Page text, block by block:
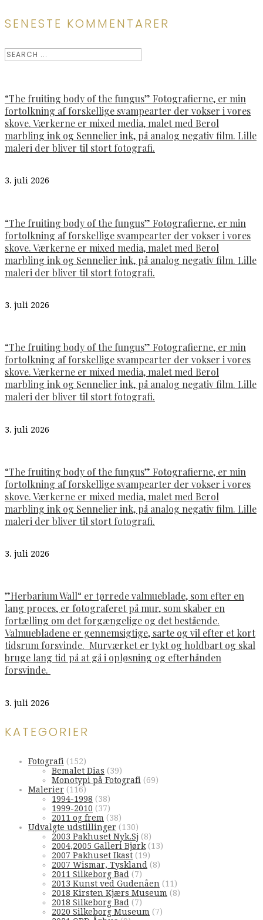
SENESTE KOMMENTARER
“The fruiting body of the fungus” Fotografierne, er min
fortolkning af forskellige svampearter der vokser i vores
skove. Værkerne er mixed media, malet med Berol
marbling ink og Sennelier ink, på analog negativ film. Lille
maleri der bliver til stort fotografi.
3. juli 2026
“The fruiting body of the fungus” Fotografierne, er min
fortolkning af forskellige svampearter der vokser i vores
skove. Værkerne er mixed media, malet med Berol
marbling ink og Sennelier ink, på analog negativ film. Lille
maleri der bliver til stort fotografi.
3. juli 2026
“The fruiting body of the fungus” Fotografierne, er min
fortolkning af forskellige svampearter der vokser i vores
skove. Værkerne er mixed media, malet med Berol
marbling ink og Sennelier ink, på analog negativ film. Lille
maleri der bliver til stort fotografi.
3. juli 2026
“The fruiting body of the fungus” Fotografierne, er min
fortolkning af forskellige svampearter der vokser i vores
skove. Værkerne er mixed media, malet med Berol
marbling ink og Sennelier ink, på analog negativ film. Lille
maleri der bliver til stort fotografi.
3. juli 2026
”Herbarium Wall“ er tørrede valmueblade, som efter en
lang proces, er fotograferet på mur, som skaber en
fortælling om det forgængelige og det bestående.
Valmuebladene er gennemsigtige, sarte og vil efter et kort
tidsrum forsvinde. Murværket er tykt og holdbart og skal
bruge lang tid på at gå i opløsning og efterhånden
forsvinde.
3. juli 2026
KATEGORIER
Fotografi (152)
Bemalet Dias (39)
Monotypi på Fotografi (69)
Malerier (116)
1994-1998 (38)
1999-2010 (37)
2011 og frem (38)
Udvalgte udstillinger (130)
2003 Pakhuset Nyk.Sj (8)
2004,2005 Galleri Bjørk (13)
2007 Pakhuset Ikast (19)
2007 Wismar, Tyskland (8)
2011 Silkeborg Bad (7)
2013 Kunst ved Gudenåen (11)
2018 Kirsten Kjærs Museum (8)
2018 Silkeborg Bad (7)
2020 Silkeborg Museum (7)